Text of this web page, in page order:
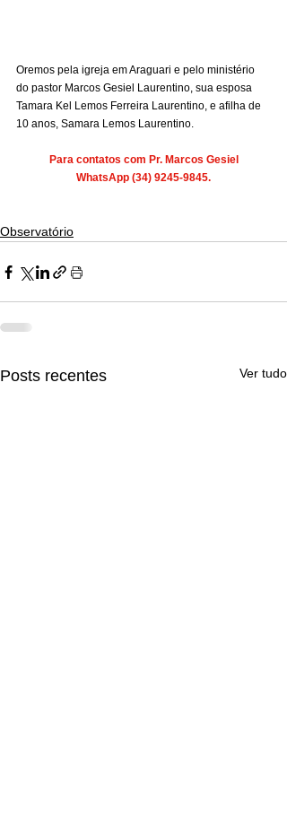
Oremos pela igreja em Araguari e pelo ministério
do pastor Marcos Gesiel Laurentino, sua esposa
Tamara Kel Lemos Ferreira Laurentino, e afilha de
10 anos, Samara Lemos Laurentino.
Para contatos com Pr. Marcos Gesiel
WhatsApp (34) 9245-9845.
Observatório
Posts recentes Ver tudo